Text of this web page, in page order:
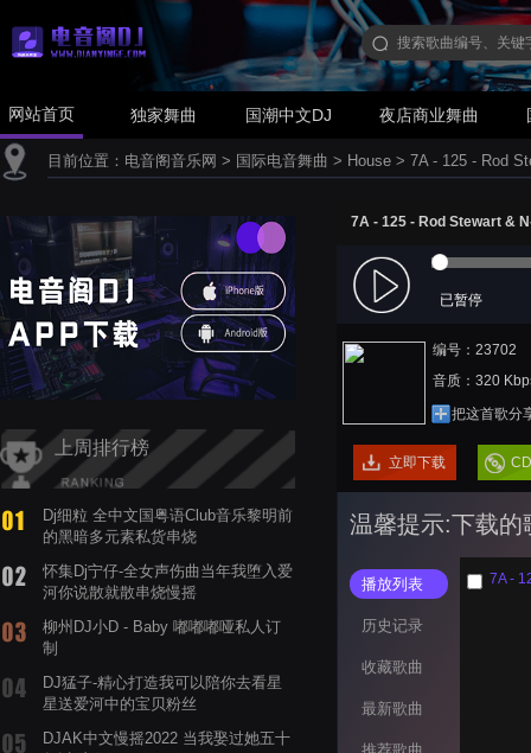
网站首页 独家舞曲 国潮中文DJ 夜店商业舞曲
目前位置： 电音阁音乐网 > 国际电音舞曲 > House > 7A - 125 - Rod
上周排行榜
Dj细粒 全中文国粤语Club音乐黎明前
的黑暗多元素私货串烧
怀集Dj宁仔-全女声伤曲当年我堕入爱
河你说散就散串烧慢摇
柳州DJ小D - Baby 嘟嘟嘟哑私人订
制
DJ猛子-精心打造我可以陪你去看星
星送爱河中的宝贝粉丝
DJAK中文慢摇2022 当我娶过她五十
7A - 125 - Rod Stewart &
已暂停
编号：23702
音质：320
把这首歌分
立即下载
温馨提示:下载的
播放列表
历史记录
收藏歌曲
最新歌曲